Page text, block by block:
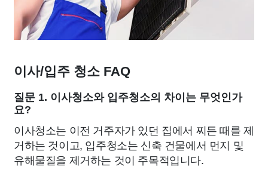
이사/입주 청소 FAQ
질문 1. 이사청소와 입주청소의 차이는 무엇인가
요?
이사청소는 이전 거주자가 있던 집에서 찌든 때를 제
거하는 것이고, 입주청소는 신축 건물에서 먼지 및
유해물질을 제거하는 것이 주목적입니다.